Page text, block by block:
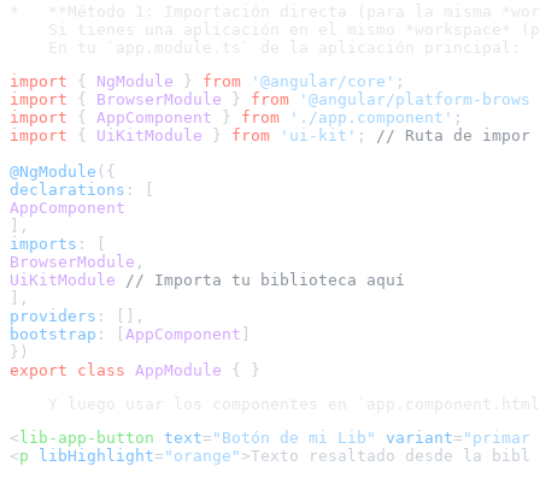
*   **Método 1: Importación directa (para la misma
Si tienes una aplicación en el mismo *workspace*
import { NgModule } from '@angular/core'
import { BrowserModule } from
'@angular/platform-
import { AppComponent } from './app.component'
import { UiKitModule } from 'ui-kit' ;
// Ruta de
@NgModule
declarations
AppComponent
imports
BrowserModule
UiKitModule
// Importa tu biblioteca aquí
providers
bootstrap : [AppComponent ]
export
class AppModule
<lib-app-button text= "Botón de mi Lib" variant=
<p libHighlight= "orange" >Texto resaltado desde la